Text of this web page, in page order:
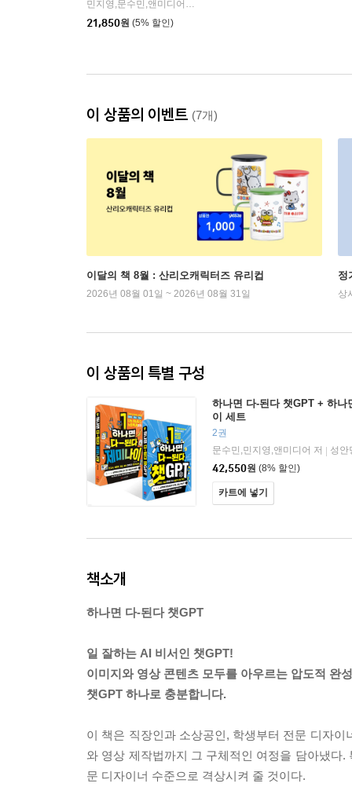
민지영,문수민,앤미디어 저
21,850원 (5% 할인)
이 상품의 이벤트 (7개)
이달의 책 8월 : 산리오캐릭터즈 유리컵
2026년 08월 01일 ~ 2026년 08월 31일
정
상
이 상품의 특별 구성
하나면 다-된다 챗GPT + 하나
이 세트
2권
문수민,민지영,앤미디어 저
성안
42,550원 (8% 할인)
카트에 넣기
책소개
하나면 다-된다 챗GPT
일 잘하는 AI 비서인 챗GPT!
이미지와 영상 콘텐츠 모두를 아우르는 압도적 완
챗GPT 하나로 충분합니다.
이 책은 직장인과 소상공인, 학생부터 전문 디자
와 영상 제작법까지 그 구체적인 여정을 담아냈다
문 디자이너 수준으로 격상시켜 줄 것이다.